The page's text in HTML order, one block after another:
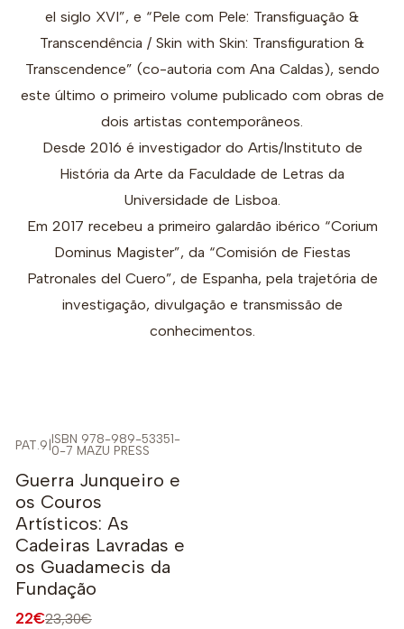
el siglo XVI”, e “Pele com Pele: Transfiguação &
Transcendência / Skin with Skin: Transfiguration &
Transcendence” (co-autoria com Ana Caldas), sendo
este último o primeiro volume publicado com obras de
dois artistas contemporâneos.
Desde 2016 é investigador do Artis/Instituto de
História da Arte da Faculdade de Letras da
Universidade de Lisboa.
Em 2017 recebeu a primeiro galardão ibérico “Corium
Dominus Magister”, da “Comisión de Fiestas
Patronales del Cuero”, de Espanha, pela trajetória de
investigação, divulgação e transmissão de
conhecimentos.
PAT.9 ISBN 978-989-53351-
0-7 MAZU PRESS
Guerra Junqueiro e
os Couros
Artísticos: As
Cadeiras Lavradas e
os Guadamecis da
Fundação
22€23,30€